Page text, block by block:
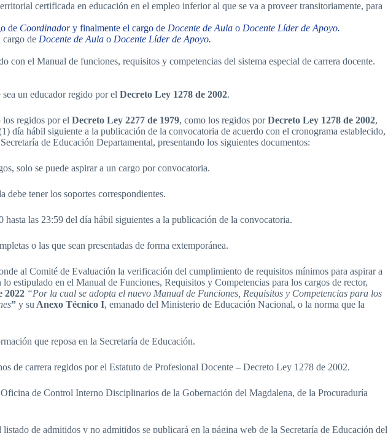
certificada en educación en el empleo inferior al que se va a proveer transitoriamente, para
de Coordinadory finalmente el cargo de Docente de Aula o Docente Líder de Apoyo.
de Docente de Aula o Docente Líder de Apoyo.
el Manual de funciones, requisitos y competencias del sistema especial de carrera docente.
un educador regido por el Decreto Ley 1278 de 2002.
los regidos por el Decreto Ley 2277 de 1979, como los regidos porDecreto Ley 1278 de 2002,
día hábil siguiente a la publicación de la convocatoria de acuerdo con el cronograma establecido,
de Educación Departamental, presentando los siguientes documentos:
solo se puede aspirar a un cargo por convocatoria.
debe tener los soportes correspondientes.
las 23:59 del día hábil siguientes a la publicación de la convocatoria.
o las que sean presentadas de forma extemporánea.
al Comité de Evaluación la verificación del cumplimiento de requisitos mínimos para aspirar a
estipulado en el Manual de Funciones, Requisitos y Competencias para los cargos de rector,
2022 “Por la cual se adopta el nuevo Manual de Funciones, Requisitos y Competencias para los
” y su Anexo Técnico I, emanado del Ministerio de Educación Nacional, o la norma que la
que reposa en la Secretaría de Educación.
de carrera regidos por el Estatuto de Profesional Docente – Decreto Ley 1278 de 2002.
de Control Interno Disciplinarios de la Gobernación del Magdalena, de la Procuraduría
de admitidos y no admitidos se publicará en la página web de la Secretaría de Educación del